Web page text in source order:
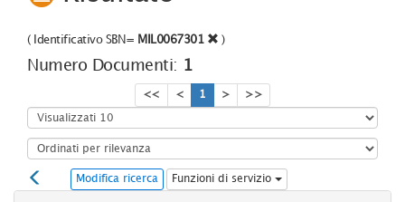
( Identificativo SBN= MIL0067301 )
Numero Documenti: 1
<< < 1 > >>
Modifica ricerca Funzioni di servizio